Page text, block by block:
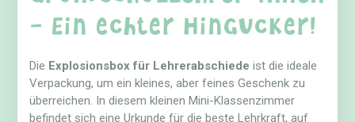
– Ein echter Hingucker!
Die Explosionsbox für Lehrerabschiede ist die ideale
Verpackung, um ein kleines, aber feines Geschenk zu
überreichen. In diesem kleinen Mini-Klassenzimmer
befindet sich eine Urkunde für die beste Lehrkraft, auf